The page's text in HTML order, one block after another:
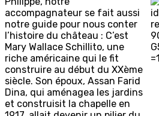
accompagnateur se fait aussi
notre guide pour nous conter
l’histoire du château : C’est
Mary Wallace Schillito, une
riche américaine qui le fit
construire au début du XXème
siècle. Son époux, Assan Farid
Dina, qui aménagea les jardins
et construisit la chapelle en